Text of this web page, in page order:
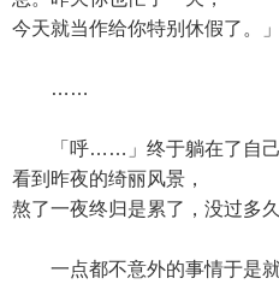
今天就当作给你特别休假了。」
……
「呼……」终于躺在了自己
看到昨夜的绮丽风景，
熬了一夜终归是累了，没过多
一点都不意外的事情于是就